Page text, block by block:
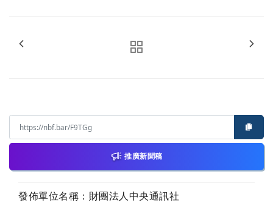
推廣新聞稿
發佈單位名稱：財團法人中央通訊社